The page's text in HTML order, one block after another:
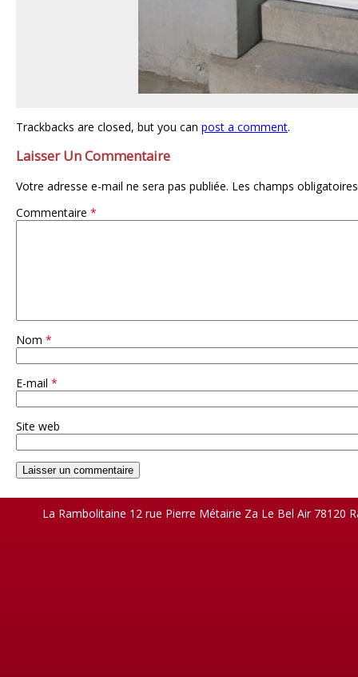
Trackbacks are closed, but you can post a comment.
Laisser Un Commentaire
Votre adresse e-mail ne sera pas publiée. Les champs
Commentaire *
Nom *
E-mail *
Site web
La Rambolitaine 12 rue Pierre Métairie Za Le Bel Air